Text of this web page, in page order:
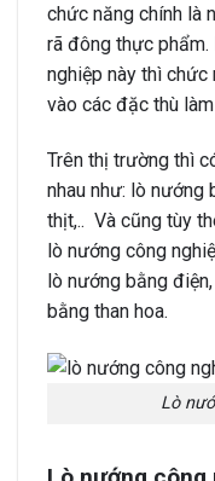
chức năng chính là
rã đông thực
nghiệp này thì
vào các đặc thù
Trên thị trường thì
nhau như: lò nướng
thịt,.. Và cũng tùy
lò nướng công
lò nướng bằng
bằng than hoa.
Lò